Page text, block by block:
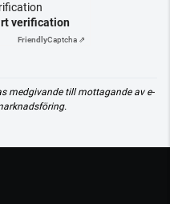
verification
FriendlyCaptcha ⇗
medgivande till mottagande av e-